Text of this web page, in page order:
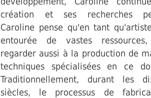
création et ses recherches
Caroline pense qu'en tant
entourée de vastes
regarder aussi à la production de
techniques spécialisées en ce
Traditionnellement, durant les
siècles, le processus de